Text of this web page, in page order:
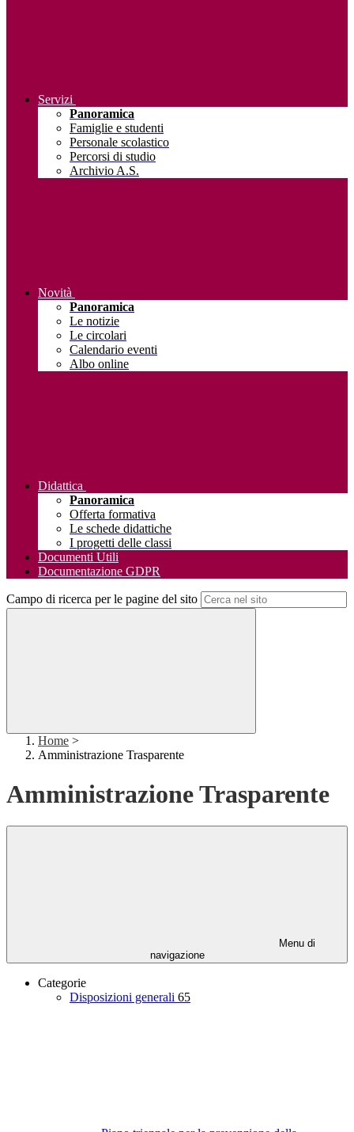
Servizi
Panoramica
Famiglie e studenti
Personale scolastico
Percorsi di studio
Archivio A.S.
Novità
Panoramica
Le notizie
Le circolari
Calendario eventi
Albo online
Didattica
Panoramica
Offerta formativa
Le schede didattiche
I progetti delle classi
Documenti Utili
Documentazione GDPR
Campo di ricerca per le pagine del sito
Home >
Amministrazione Trasparente
Amministrazione Trasparente
Menu di
navigazione
Categorie
Disposizioni generali 65